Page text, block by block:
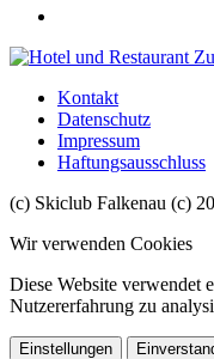
Kontakt
Datenschutz
Impressum
Haftungsausschluss
(c) Skiclub Falkenau (c)
Wir verwenden Cookies
Diese Website verwendet
Nutzererfahrung zu
Einstellungen